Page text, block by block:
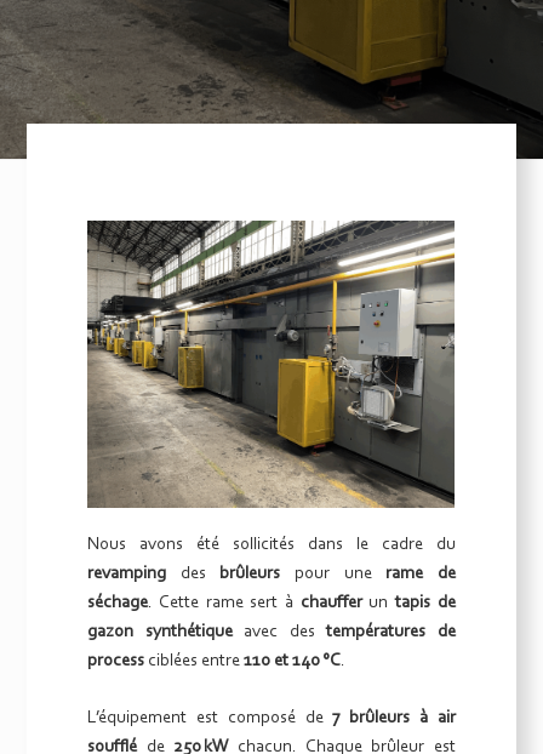
Nous avons été sollicités dans le cadre du
revamping des brûleurs pour une rame de
séchage. Cette rame sert à chaufferuntapis de
gazon synthétiqueavec destempératures de
process ciblées entre110 et 140 °C.
L’équipement est composé de7 brûleurs à air
souffléde 250 kWchacun. Chaque brûleur est